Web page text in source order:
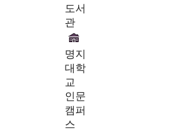
도서
관
명지
대학
교
인문
캠퍼
스